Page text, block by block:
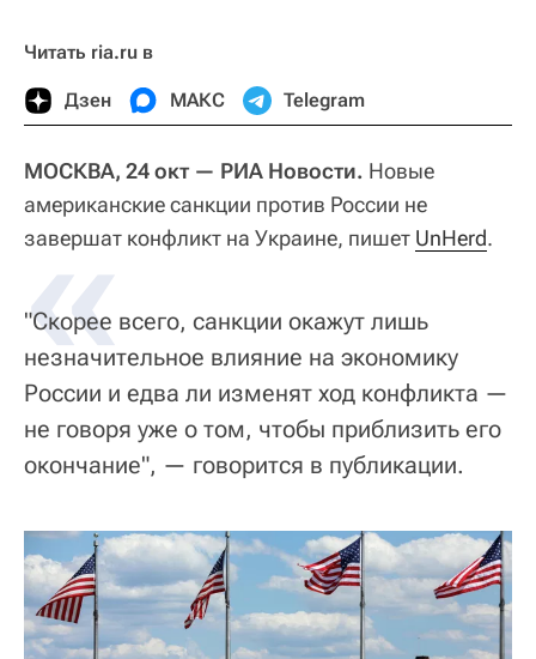
Читать ria.ru в
Дзен МАКС Telegram
МОСКВА, 24 окт — РИА Новости. Новые
американские санкции против России не
завершат конфликт на Украине, пишет UnHerd.
«
"Скорее всего, санкции окажут лишь
незначительное влияние на экономику
России и едва ли изменят ход конфликта —
не говоря уже о том, чтобы приблизить его
окончание", — говорится в публикации.